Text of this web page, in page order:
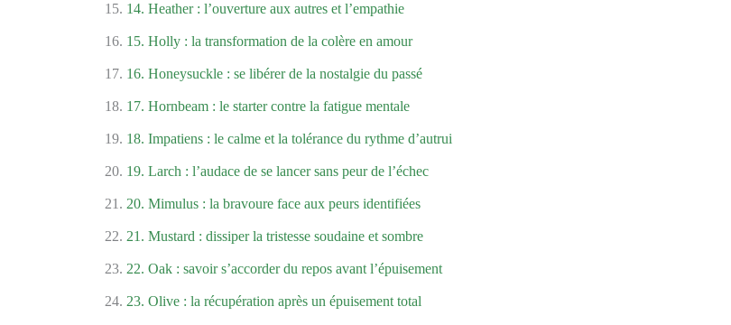
14. Heather : l’ouverture aux autres et l’empathie
15. Holly : la transformation de la colère en amour
16. Honeysuckle : se libérer de la nostalgie du passé
17. Hornbeam : le starter contre la fatigue mentale
18. Impatiens : le calme et la tolérance du rythme d’autrui
19. Larch : l’audace de se lancer sans peur de l’échec
20. Mimulus : la bravoure face aux peurs identifiées
21. Mustard : dissiper la tristesse soudaine et sombre
22. Oak : savoir s’accorder du repos avant l’épuisement
23. Olive : la récupération après un épuisement total